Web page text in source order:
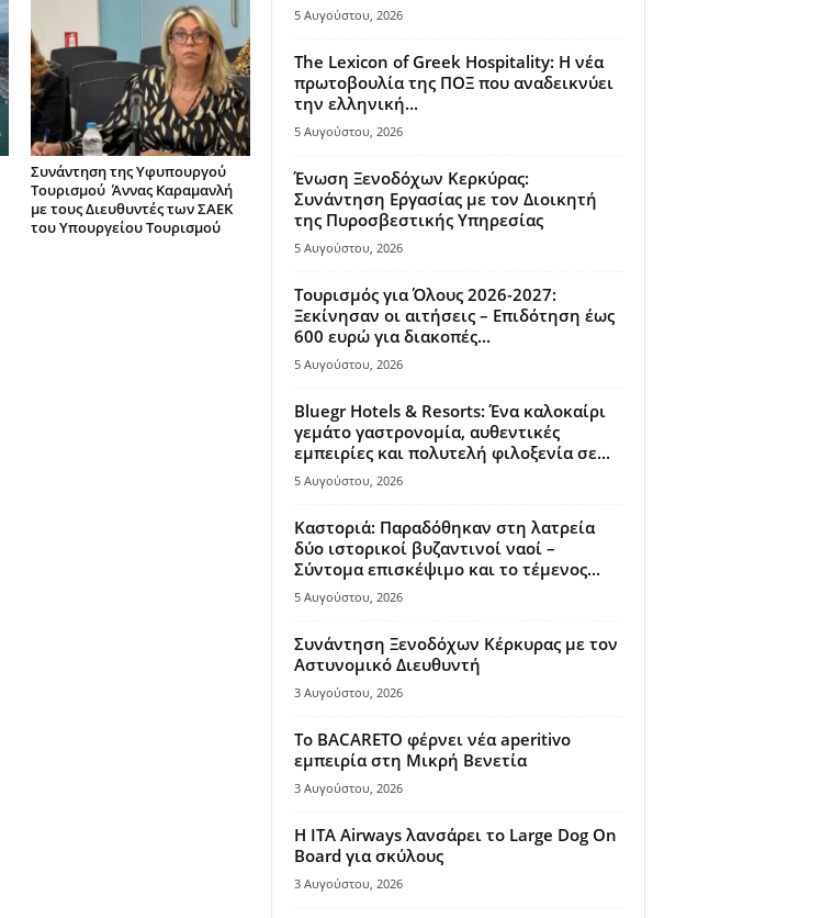
Συνάντηση της Υφυπουργού
Τουρισμού Άννας Καραμανλή
με τους Διευθυντές των ΣΑΕΚ
του Υπουργείου Τουρισμού
5 Αυγούστου, 2026
The Lexicon of Greek Hospitality: Η νέα
πρωτοβουλία της ΠΟΞ που αναδεικνύει
την ελληνική...
5 Αυγούστου, 2026
Ένωση Ξενοδόχων Κερκύρας:
Συνάντηση Εργασίας με τον Διοικητή
της Πυροσβεστικής Υπηρεσίας
5 Αυγούστου, 2026
Τουρισμός για Όλους 2026-2027:
Ξεκίνησαν οι αιτήσεις – Επιδότηση έως
600 ευρώ για διακοπές...
5 Αυγούστου, 2026
Bluegr Hotels & Resorts: Ένα καλοκαίρι
γεμάτο γαστρονομία, αυθεντικές
εμπειρίες και πολυτελή φιλοξενία σε...
5 Αυγούστου, 2026
Καστοριά: Παραδόθηκαν στη λατρεία
δύο ιστορικοί βυζαντινοί ναοί –
Σύντομα επισκέψιμο και το τέμενος...
5 Αυγούστου, 2026
Συνάντηση Ξενοδόχων Κέρκυρας με τον
Αστυνομικό Διευθυντή
3 Αυγούστου, 2026
Το BACARETO φέρνει νέα aperitivo
εμπειρία στη Μικρή Βενετία
3 Αυγούστου, 2026
Η ITA Airways λανσάρει το Large Dog On
Board για σκύλους
3 Αυγούστου, 2026